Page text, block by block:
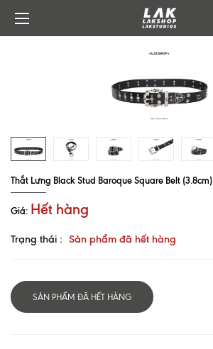
Thắt Lưng Black Stud Baroque Square Belt (3.8cm)
Giá: Hết hàng
Trạng thái : Sản phẩm đã hết hàng
SẢN PHẨM ĐÃ HẾT HÀNG